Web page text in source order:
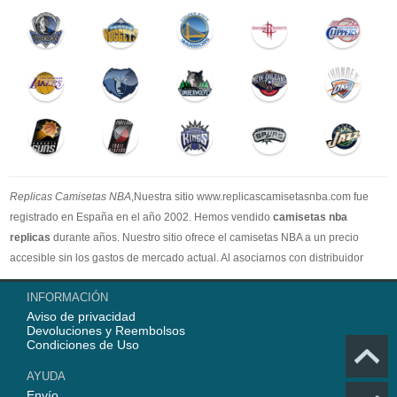
Replicas Camisetas NBA,Nuestra sitio www.replicascamisetasnba.com fue
registrado en España en el año 2002. Hemos vendido camisetas nba
replicas durante años. Nuestro sitio ofrece el camisetas NBA a un precio
accesible sin los gastos de mercado actual. Al asociarnos con distribuidor
oficial de camisetas NBA, garantizamos que todos nuestros artículos son
100% auténticos con embalaje original. Estamos dedicados a proporcionar la
mejor calidad camisetas nba a nuestros clientes ahora. En 2025,
www.replicascamisetasnba.com ofrecerá nuestro mejor servicio para que Ud.
INFORMACIÓN
Aviso de privacidad
Devoluciones y Reembolsos
Condiciones de Uso
AYUDA